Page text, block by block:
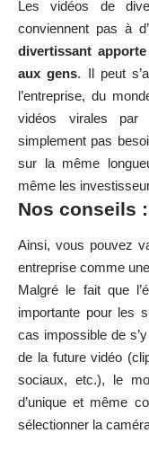
Les vidéos de
conviennent pas à
divertissant
aux gens. Il peut
l’entreprise, du
vidéos virales par
simplement pas
sur la même
même les
Nos conseils :
Ainsi, vous pouvez
entreprise comme
Malgré le fait que
importante pour les
cas impossible de
de la future vidéo
sociaux, etc.), le
d’unique et même
sélectionner la